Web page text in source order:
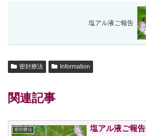
塩アル液ご報告
密封療法 Information
関連記事
密封療法 塩アル液ご報告